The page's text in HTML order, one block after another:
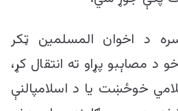
د اخوان المسلمین ټکر
مصاېبو پړاو ته انتقال کړ،
خوځښت یا د اسلامپالنې